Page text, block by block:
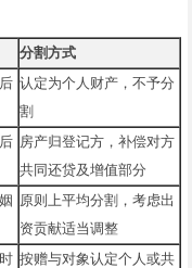
分割方式
认定为个人财产，不予分
割
房产归登记方，补偿对方
共同还贷及增值部分
原则上平均分割，考虑出
资贡献适当调整
按赠与对象认定个人或共